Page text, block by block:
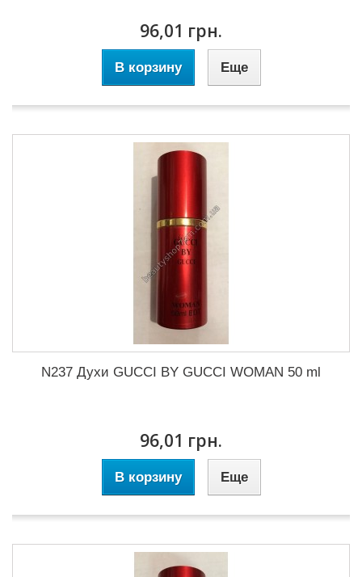
96,01 грн.
В корзину Еще
N237 Духи GUCCI BY GUCCI WOMAN 50 ml
96,01 грн.
В корзину Еще